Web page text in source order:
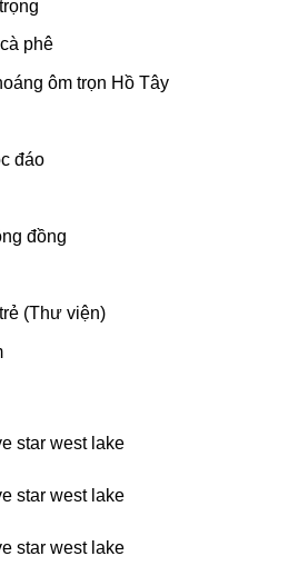
phê
ôm trọn Hồ Tây
đáo
đồng
(Thư viện)